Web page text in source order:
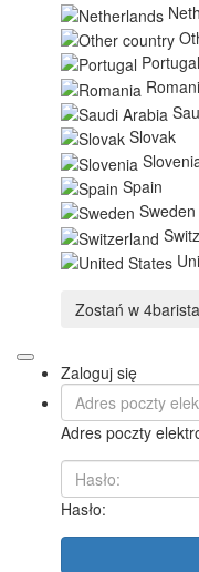
Portugal
Slovak
Spain
Sweden
Zostań w
Zaloguj się
Adres poczty
Hasło: